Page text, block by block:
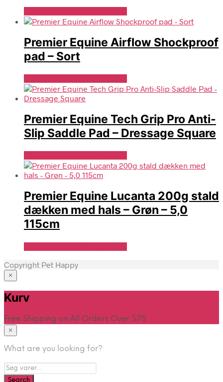
Premier Equine Airflow Shockproof
pad – Sort
Premier Equine Tech Grip Pro Anti-
Slip Saddle Pad – Dressage Square
Premier Equine Lucanta 200g stald
dækken med hals – Grøn – 5,0
115cm
Copyright Pet Happy
×
Hjem
Kurv
Free Shipping on All Orders Over $75
×
What are you looking for?